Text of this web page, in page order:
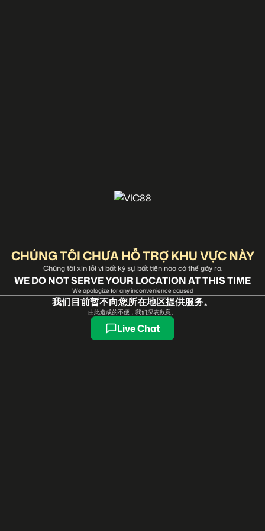
CHÚNG TÔI CHƯA HỖ TRỢ KHU VỰC NÀY
Chúng tôi xin lỗi vì bất kỳ sự bất tiện nào có thể gây ra.
WE DO NOT SERVE YOUR LOCATION AT THIS TIME
We apologize for any inconvenience caused
我们目前暂不向您所在地区提供服务。
由此造成的不便，我们深表歉意。
Live Chat